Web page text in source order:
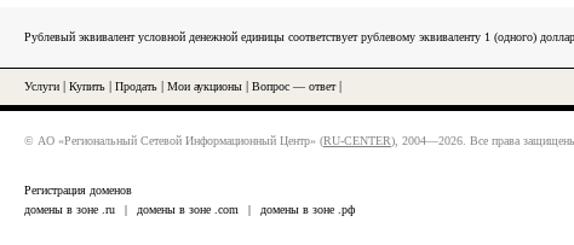
Рублевый эквивалент условной денежной единицы соответствует рублевому эквиваленту 1 (одного)
Услуги Купить Продать Мои аукционы Вопрос — ответ|
© АО «Региональный Сетевой Информационный Центр» (RU-CENTER), 2004—2026. Все права
Регистрация доменов
домены в зоне .ru
| домены в зоне .com | домены в зоне .рф